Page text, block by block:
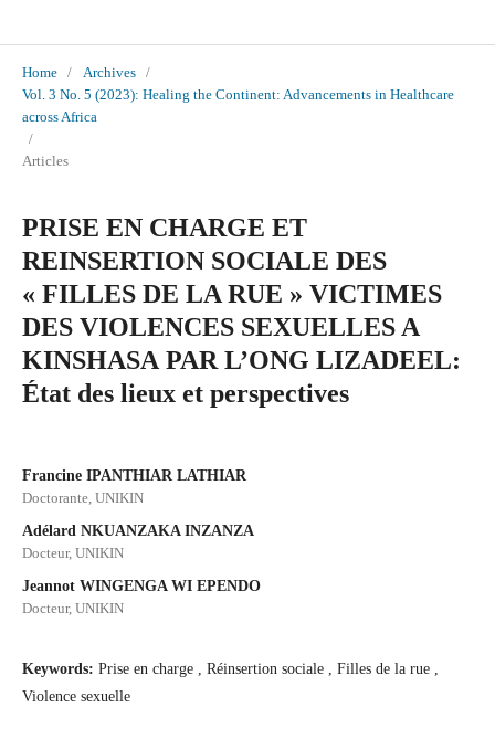
Home / Archives
/
Vol. 3 No. 5 (2023): Healing the Continent: Advancements in Healthcare
across Africa
/
Articles
PRISE EN CHARGE ET
REINSERTION SOCIALE DES
« FILLES DE LA RUE » VICTIMES
DES VIOLENCES SEXUELLES A
KINSHASA PAR L’ONG LIZADEEL:
État des lieux et perspectives
Francine IPANTHIAR LATHIAR
Doctorante, UNIKIN
Adélard NKUANZAKA INZANZA
Docteur, UNIKIN
Jeannot WINGENGA WI EPENDO
Docteur, UNIKIN
Keywords: Prise en charge , Réinsertion sociale , Filles de la rue ,
Violence sexuelle